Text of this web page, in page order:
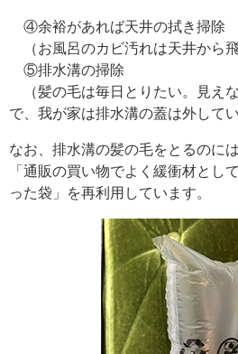
④余裕があれば天井の拭き掃除
（お風呂のカビ汚れは天井から飛
⑤排水溝の掃除
（髪の毛は毎日とりたい。見え
で、我が家は排水溝の蓋は外してい
なお、排水溝の髪の毛をとるのには
「通販の買い物でよく緩衝材とし
った袋」を再利用しています。